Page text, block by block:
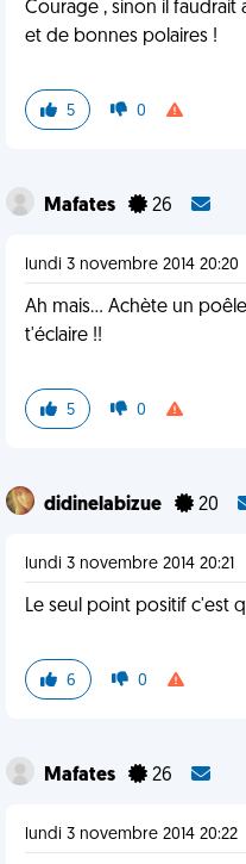
Courage , sinon il faudrait
et de bonnes polaires !
5 0
Mafates 26
lundi 3 novembre 2014 20:20
Ah mais... Achète un
t'éclaire !!
5 0
didinelabizue 20
lundi 3 novembre 2014 20:21
Le seul point positif c'est
6 0
Mafates 26
lundi 3 novembre 2014 20:22